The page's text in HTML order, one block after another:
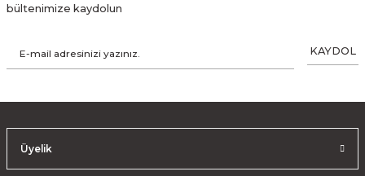
bültenimize kaydolun
KAYDOL
Üyelik